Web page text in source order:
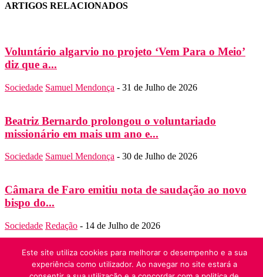
ARTIGOS RELACIONADOS
Voluntário algarvio no projeto ‘Vem Para o Meio’
diz que a...
Sociedade Samuel Mendonça - 31 de Julho de 2026
Beatriz Bernardo prolongou o voluntariado
missionário em mais um ano e...
Sociedade Samuel Mendonça - 30 de Julho de 2026
Câmara de Faro emitiu nota de saudação ao novo
bispo do...
Sociedade Redação - 14 de Julho de 2026
Folha do Domingo
Contato:folha.domingo@diocese-algarve.pt
Este site utiliza cookies para melhorar o desempenho e a sua
experiência como utilizador. Ao navegar no site estará a